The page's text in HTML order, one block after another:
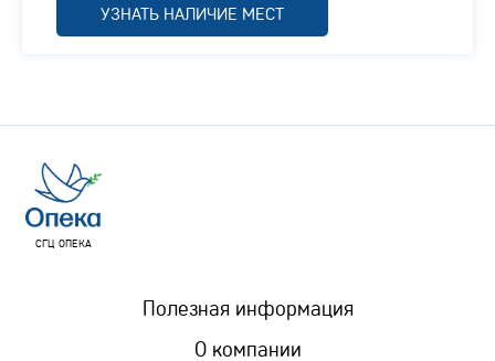
УЗНАТЬ НАЛИЧИЕ МЕСТ
СГЦ ОПЕКА
Полезная информация
О компании